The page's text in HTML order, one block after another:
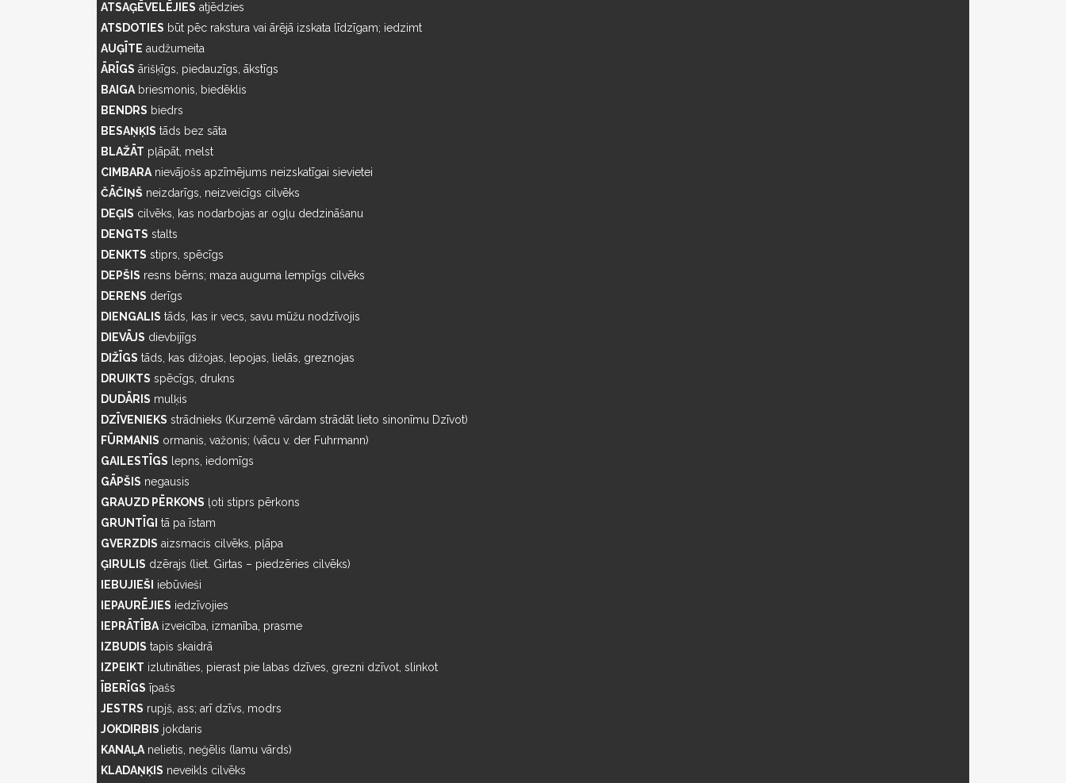
ATSAĢĒVELĒJIES atjēdzies
ATSDOTIES būt pēc rakstura vai ārējā izskata līdzīgam; iedzimt
AUĢĪTE audžumeita
ĀRĪGS ārišķīgs, piedauzīgs, ākstīgs
BAIGA briesmonis, biedēklis
BENDRS biedrs
BESAŅĶIS tāds bez sāta
BLAŽĀT pļāpāt, melst
CIMBARA nievājošs apzīmējums neizskatīgai sievietei
ČĀČIŅŠ neizdarīgs, neizveicīgs cilvēks
DEĢIS cilvēks, kas nodarbojas ar ogļu dedzināšanu
DENGTS stalts
DENKTS stiprs, spēcīgs
DEPŠIS resns bērns; maza auguma lempīgs cilvēks
DERENS derīgs
DIENGALIS tāds, kas ir vecs, savu mūžu nodzīvojis
DIEVĀJS dievbijīgs
DIŽĪGS tāds, kas dižojas, lepojas, lielās, greznojas
DRUIKTS spēcīgs, drukns
DUDĀRIS mulķis
DZĪVENIEKS strādnieks (Kurzemē vārdam strādāt lieto sinonīmu Dzīvot)
FŪRMANIS ormanis, važonis; (vācu v. der Fuhrmann)
GAILESTĪGS lepns, iedomīgs
GĀPŠIS negausis
GRAUZD PĒRKONS ļoti stiprs pērkons
GRUNTĪGI tā pa īstam
GVERZDIS aizsmacis cilvēks, pļāpa
ĢIRULIS dzērajs (liet. Girtas – piedzēries cilvēks)
IEBUJIEŠI iebūvieši
IEPAURĒJIES iedzīvojies
IEPRĀTĪBA izveicība, izmanība, prasme
IZBUDIS tapis skaidrā
IZPEIKT izlutināties, pierast pie labas dzīves, grezni dzīvot, slinkot
ĪBERĪGS īpašs
JESTRS rupjš, ass; arī dzīvs, modrs
JOKDIRBIS jokdaris
KANAĻA nelietis, neģēlis (lamu vārds)
KLADAŅĶIS neveikls cilvēks